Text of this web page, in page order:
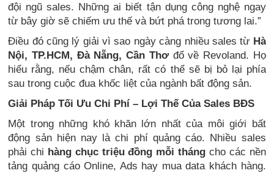
đội ngũ sales. Những ai biết tận dụng công nghệ ngay
từ bây giờ sẽ chiếm ưu thế và bứt phá trong tương lai.”
Điều đó cũng lý giải vì sao ngày càng nhiều sales từ Hà
Nội, TP.HCM, Đà Nẵng, Cần Thơđổ về Revoland. Họ
hiểu rằng, nếu chậm chân, rất có thể sẽ bị bỏ lại phía
sau trong cuộc đua khốc liệt của ngành bất động sản.
Giải Pháp Tối Ưu Chi Phí – Lợi Thế Của Sales BĐS
Một trong những khó khăn lớn nhất của môi giới bất
động sản hiện nay là chi phí quảng cáo. Nhiều sales
phải chi hàng chục triệu đồng mỗi tháng cho các nền
tảng quảng cáo Online, Ads hay mua data khách hàng.